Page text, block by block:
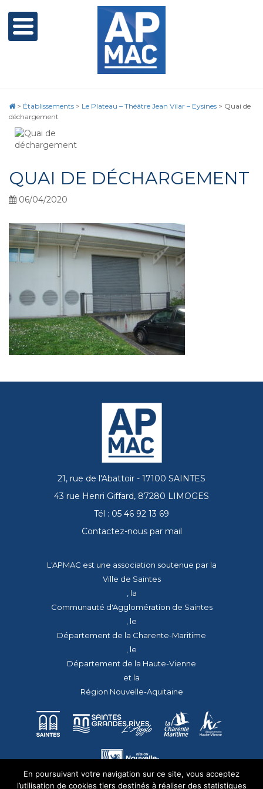
> Établissements > Le Plateau – Théâtre Jean Vilar – Eysines > Quai de
déchargement
QUAI DE DÉCHARGEMENT
06/04/2020
21, rue de l'Abattoir - 17100 SAINTES
43 rue Henri Giffard, 87280 LIMOGES
Tél : 05 46 92 13 69
Contactez-nous par mail
L'APMAC est une association soutenue par la
Ville de Saintes
, la
Communauté d'Agglomération de Saintes
, le
Département de la Charente-Maritime
, le
Département de la Haute-Vienne
et la
Région Nouvelle-Aquitaine
En poursuivant votre navigation sur ce site, vous acceptez
l’utilisation de cookies tiers destinés à réaliser des statistiques